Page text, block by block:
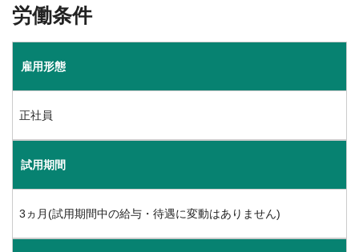
労働条件
雇用形態
正社員
試用期間
3ヵ月(試用期間中の給与・待遇に変動はありません)